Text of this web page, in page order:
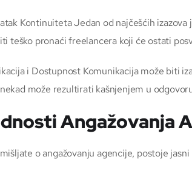
Kontinuiteta Jedan od najčešćih
teško pronaći freelancera koji će ostati
i Dostupnost Komunikacija može biti
može rezultirati kašnjenjem u
Angažovanja
o angažovanju agencije, postoje